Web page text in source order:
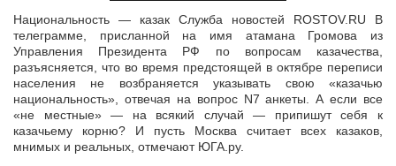
Национальность — казак Служба новостей ROSTOV.RU В
телеграмме, присланной на имя атамана Громова из
Управления Президента РФ по вопросам казачества,
разъясняется, что во время предстоящей в октябре переписи
населения не возбраняется указывать свою «казачью
национальность», отвечая на вопрос N7 анкеты. А если все
«не местные» — на всякий случай — припишут себя к
казачьему корню? И пусть Москва считает всех казаков,
мнимых и реальных, отмечают ЮГА.ру.